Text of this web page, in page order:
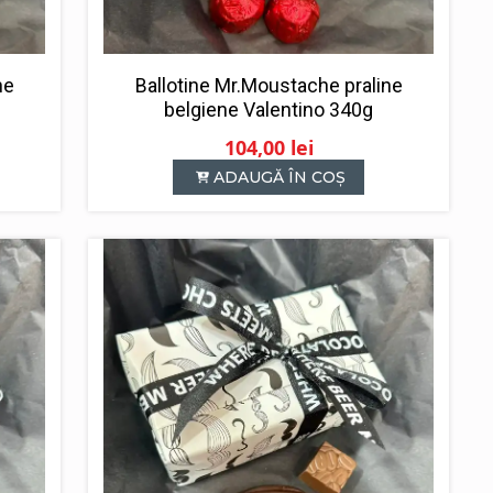
Ballotine Mr.Moustache praline
belgiene Valentino 340g
104,00 lei
ADAUGĂ ÎN COȘ